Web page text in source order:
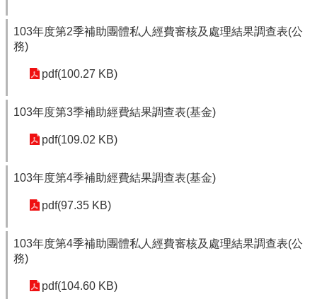
103年度第2季補助團體私人經費審核及處理結果調查表(公
務)
pdf(100.27 KB)
103年度第3季補助經費結果調查表(基金)
pdf(109.02 KB)
103年度第4季補助經費結果調查表(基金)
pdf(97.35 KB)
103年度第4季補助團體私人經費審核及處理結果調查表(公
務)
pdf(104.60 KB)